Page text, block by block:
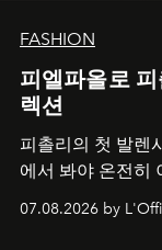
FASHION
피엘파올로
렉션
피촐리의 첫 발렌
에서 봐야 온전히
07.08.2026 by